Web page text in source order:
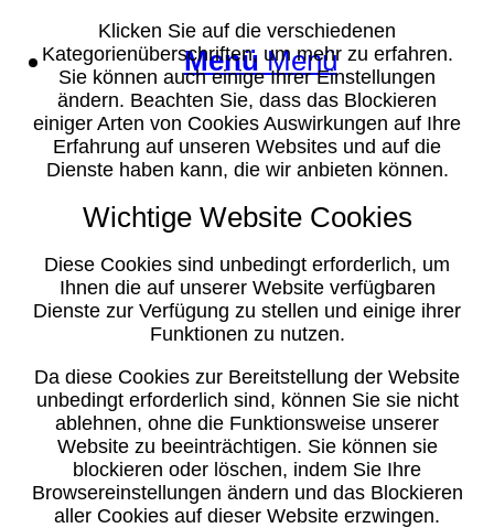
Menü Menü
Klicken Sie auf die verschiedenen
Kategorienüberschriften, um mehr zu erfahren.
Sie können auch einige Ihrer Einstellungen
ändern. Beachten Sie, dass das Blockieren
einiger Arten von Cookies Auswirkungen auf Ihre
Erfahrung auf unseren Websites und auf die
Dienste haben kann, die wir anbieten können.
Wichtige Website Cookies
Diese Cookies sind unbedingt erforderlich, um
Ihnen die auf unserer Website verfügbaren
Dienste zur Verfügung zu stellen und einige ihrer
Funktionen zu nutzen.
Da diese Cookies zur Bereitstellung der Website
unbedingt erforderlich sind, können Sie sie nicht
ablehnen, ohne die Funktionsweise unserer
Website zu beeinträchtigen. Sie können sie
blockieren oder löschen, indem Sie Ihre
Browsereinstellungen ändern und das Blockieren
aller Cookies auf dieser Website erzwingen.